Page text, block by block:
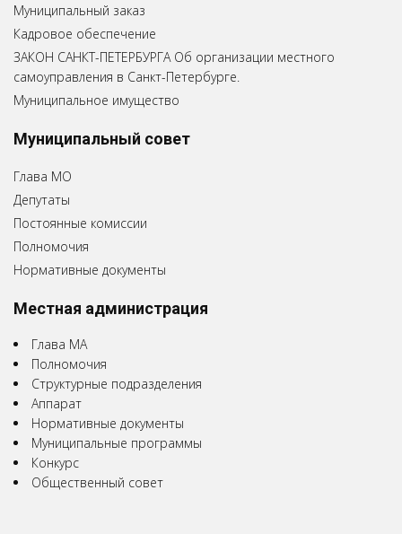
Муниципальный заказ
Кадровое обеспечение
ЗАКОН САНКТ-ПЕТЕРБУРГА Об организации местного
самоуправления в Санкт-Петербурге.
Муниципальное имущество
Муниципальный совет
Глава МО
Депутаты
Постоянные комиссии
Полномочия
Нормативные документы
Местная администрация
Глава МА
Полномочия
Структурные подразделения
Аппарат
Нормативные документы
Муниципальные программы
Конкурс
Общественный совет